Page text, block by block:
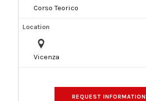
Corso Teorico
Location
Vicenza
REQUEST INFORMATION